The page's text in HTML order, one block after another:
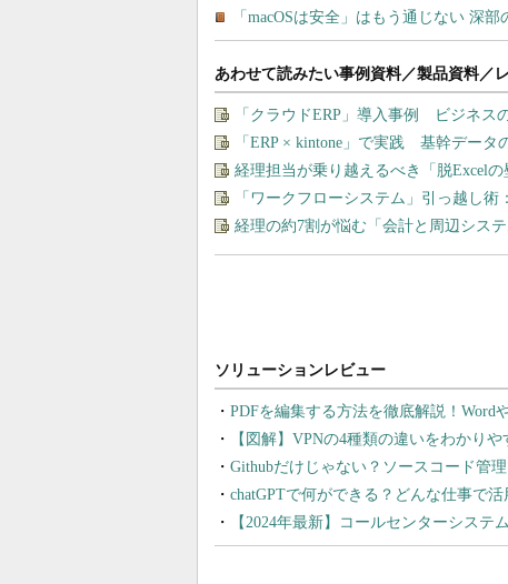
あわせて読みたい事例資料／製品資料／
「クラウドERP」導入事例 ビジネス
「ERP × kintone」で実践 基幹データ
経理担当が乗り越えるべき「脱Excelの
「ワークフローシステム」引っ越し
経理の約7割が悩む「会計と周辺シス
PDFを編集する方法を徹底解説！Word
【図解】VPNの4種類の違いをわかり
Githubだけじゃない？ソースコード管
chatGPTで何ができる？どんな仕事で
【2024年最新】コールセンターシス